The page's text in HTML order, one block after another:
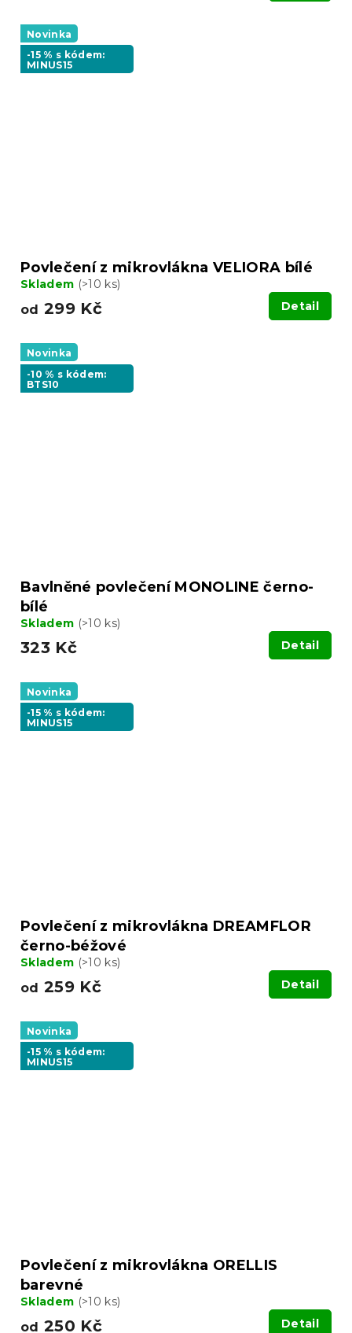
Novinka
-15 % s kódem:
MINUS15
Povlečení z mikrovlákna VELIORA bílé
Skladem (>10 ks)
od 299 Kč Detail
Novinka
-10 % s kódem:
BTS10
Bavlněné povlečení MONOLINE černo-
bílé
Skladem (>10 ks)
323 Kč Detail
Novinka
-15 % s kódem:
MINUS15
Povlečení z mikrovlákna DREAMFLOR
černo-béžové
Skladem (>10 ks)
od 259 Kč Detail
Novinka
-15 % s kódem:
MINUS15
Povlečení z mikrovlákna ORELLIS
barevné
Skladem (>10 ks)
od 250 Kč Detail